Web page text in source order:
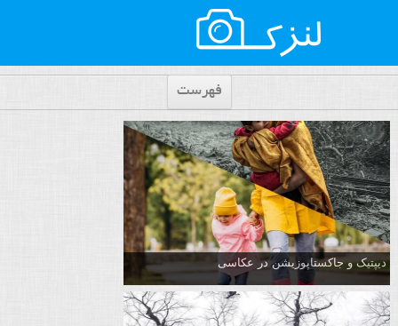
فهرست
دیپتیک و جاکستا‌پوزیشن در عکاسی